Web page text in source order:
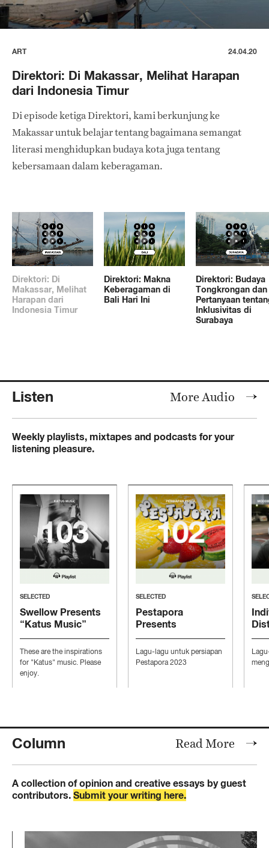
ART 24.04.20
Direktori: Di Makassar, Melihat Harapan
dari Indonesia Timur
Di episode ketiga Direktori, kami berkunjung ke
Makassar untuk belajar tentang bagaimana semangat
literasi menghidupkan budaya kota juga tentang
kebersamaan dalam keberagaman.
Direktori: Di
Makassar, Melihat
Harapan dari
Indonesia Timur
Direktori: Makna
Keberagaman di
Bali Hari Ini
Direktori: Budaya
Tongkrongan dan
Pertanyaan
Inklusivitas di
Surabaya
Listen More Audio
Weekly playlists, mixtapes and podcasts for your
listening pleasure.
SELECTED
Swellow Presents
“Katus Music”
These are the inspirations
for "Katus" music. Please
enjoy.
SELECTED
Pestapora
Presents
“Persiapan Pesta”
Lagu-lagu untuk persiapan
Pestapora 2023
Column Read More
A collection of opinion and creative essays by guest
contributors. Submit your writing here.